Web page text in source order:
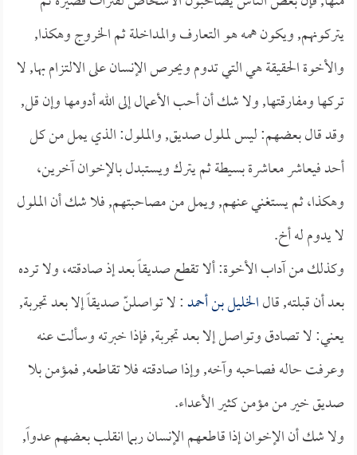
يتركونهم, ويكون همه هو التعارف والمداخلة ثم الخروج وهكذا,
والأخوة الحقيقة هي التي تدوم ويحرص الإنسان على الالتزام بها, لا
تركها ومفارقتها, ولا شك أن أحب الأعمال إلى الله أدومها وإن قل,
وقد قال بعضهم: ليس لملول صديق, والملول: الذي يمل من كل
أحد فيعاشر معاشرة بسيطة ثم يترك ويستبدل بالإخوان آخرين،
وهكذا، ثم يستغني عنهم, ويمل من مصاحبتهم, فلا شك أن الملول
لا يدوم له أخ.
وكذلك من آداب الأخوة: ألا تقطع صديقاً بعد إذ صادقته، ولا ترده
بعد أن قبلته, قالالخليل بن أحمد: لا تواصلنّ صديقاً إلا بعد تجربة,
يعني: لا تصادق وتواصل إلا بعد تجربة, فإذا خبرته وسألت عنه
وعرفت حاله فصاحبه وآخه, وإذا صادقته فلا تقاطعه, فمؤمن بلا
صديق خير من مؤمن كثير الأعداء.
ولا شك أن الإخوان إذا قاطعهم الإنسان ربما انقلب بعضهم عدواً,